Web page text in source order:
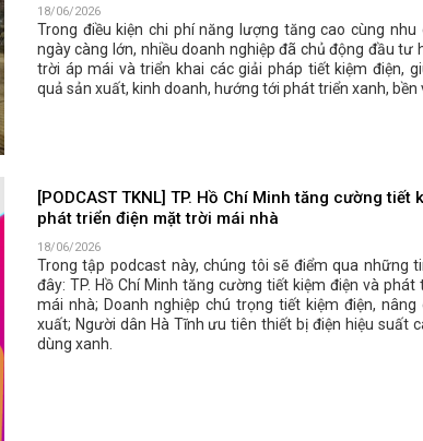
18/06/2026
Trong điều kiện chi phí năng lượng tăng cao cùng nhu
ngày càng lớn, nhiều doanh nghiệp đã chủ động đầu tư
trời áp mái và triển khai các giải pháp tiết kiệm điện,
quả sản xuất, kinh doanh, hướng tới phát triển xanh, bền
[PODCAST TKNL] TP. Hồ Chí Minh tăng cường tiết
phát triển điện mặt trời mái nhà
18/06/2026
Trong tập podcast này, chúng tôi sẽ điểm qua những
đây: TP. Hồ Chí Minh tăng cường tiết kiệm điện và
mái nhà; Doanh nghiệp chú trọng tiết kiệm điện, nâng
xuất; Người dân Hà Tĩnh ưu tiên thiết bị điện hiệu suất
dùng xanh.